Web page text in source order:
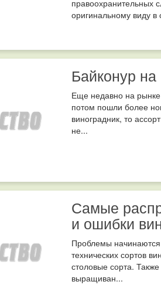
правоохранительных
оригинальному виду в
Байконур
Еще недавно на
потом пошли более
виноградник, то
не...
Самые
и ошибки
Проблемы
технических сортов
столовые сорта.
выращиван...